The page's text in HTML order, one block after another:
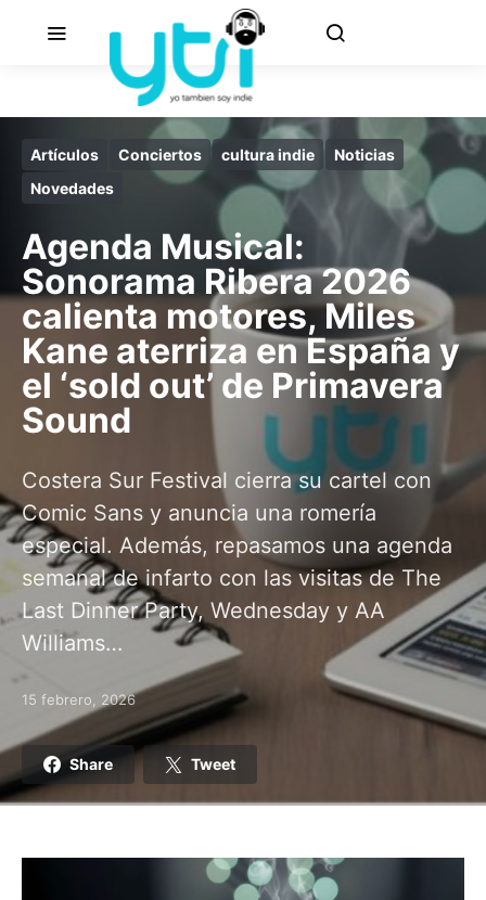
Artículos Conciertos cultura indie
Noticias
Novedades
Agenda Musical:
Sonorama Ribera 2026
calienta motores, Miles
Kane aterriza en España y
el ‘sold out’ de Primavera
Sound
Costera Sur Festival cierra su cartel con
Comic Sans y anuncia una romería
especial. Además, repasamos una agenda
semanal de infarto con las visitas de The
Last Dinner Party, Wednesday y AA
Williams…
Posted on
15 febrero, 2026
Share Tweet